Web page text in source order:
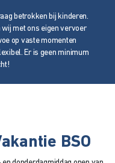
betrokken bij kinderen.
wij met ons eigen vervoer
op vaste momenten
Er is geen minimum
BSO